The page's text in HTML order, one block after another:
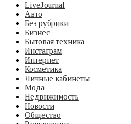
LiveJournal
Авто
Без рубрики
Бизнес
Бытовая техника
Инстаграм
Интернет
Косметика
Личные кабинеты
Мода
Недвижимость
Новости
Общество